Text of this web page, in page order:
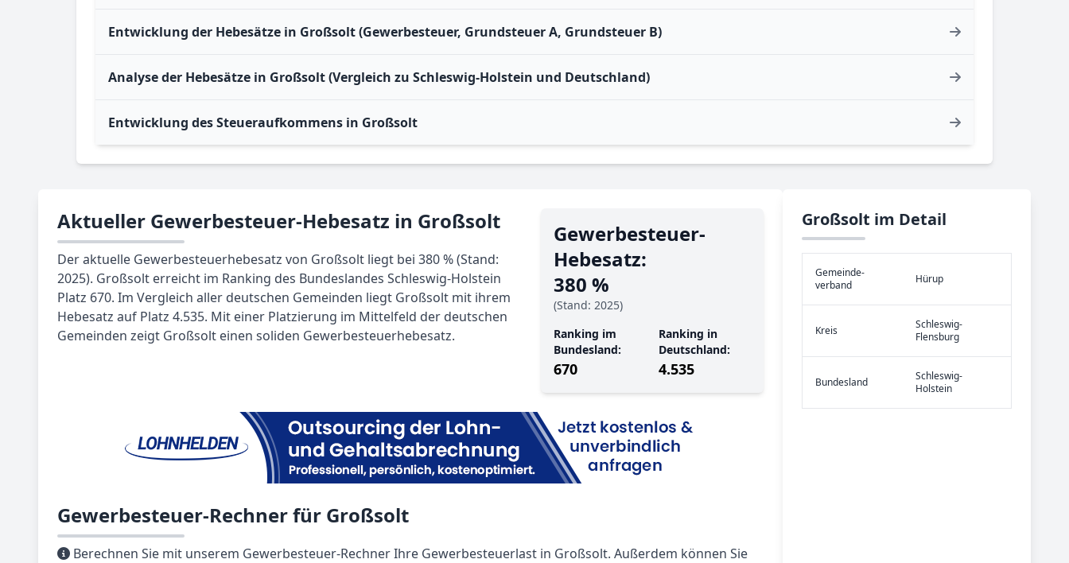
Entwicklung der Hebesätze in Großsolt (Gewerbesteuer, Grundsteuer A, Grundsteuer B)
Analyse der Hebesätze in Großsolt (Vergleich zu Schleswig-Holstein und Deutschland)
Entwicklung des Steueraufkommens in Großsolt
Aktueller Gewerbesteuer-Hebesatz in Großsolt
Der aktuelle Gewerbesteuerhebesatz von Großsolt liegt bei 380 % (Stand:
2025). Großsolt erreicht im Ranking des Bundeslandes Schleswig-Holstein
Platz 670. Im Vergleich aller deutschen Gemeinden liegt Großsolt mit ihrem
Hebesatz auf Platz 4.535. Mit einer Platzierung im Mittelfeld der deutschen
Gemeinden zeigt Großsolt einen soliden Gewerbesteuerhebesatz.
Gewerbe­steuer-
Hebe­satz:
380 %
(Stand: 2025)
Ranking im
Bundesland:
670
Ranking in
Deutschland:
4.535
Gewerbesteuer-Rechner für Großsolt
Berechnen Sie mit unserem Gewerbesteuer-Rechner Ihre Gewerbesteuerlast in Großsolt. Außerdem können Sie
Großsolt im Detail
Gemeinde­
verband
Hürup
Kreis
Schleswig-
Flensburg
Bundes­land
Schleswig-
Holstein